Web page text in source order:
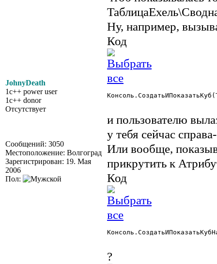
JohnyDeath
1c++ power user
1c++ donor
Отсутствует
Сообщений: 3050
Местоположение: Волгоград
Зарегистрирован: 19. Мая
2006
Пол:
Ну, например,
Код
и пользователю
у тебя сейчас
Или вообще,
прикрутить к
Код
?